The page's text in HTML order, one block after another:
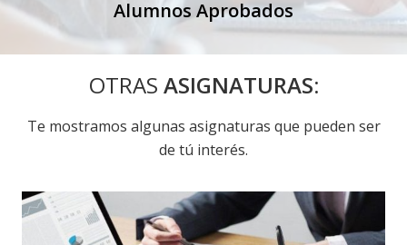
Alumnos Aprobados
OTRAS ASIGNATURAS:
Te mostramos algunas asignaturas que pueden ser
de tú interés.